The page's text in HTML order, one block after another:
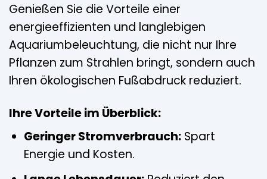
Genießen Sie die Vorteile einer
energieeffizienten und langlebigen
Aquariumbeleuchtung, die nicht nur Ihre
Pflanzen zum Strahlen bringt, sondern auch
Ihren ökologischen Fußabdruck reduziert.
Ihre Vorteile im Überblick:
Geringer Stromverbrauch:Spart
Energie und Kosten.